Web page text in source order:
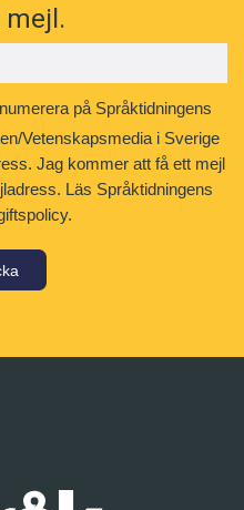
på Språktidningens
Vetenskapsmedia i Sverige
Jag kommer att få ett mejl
Läs Språktidningens